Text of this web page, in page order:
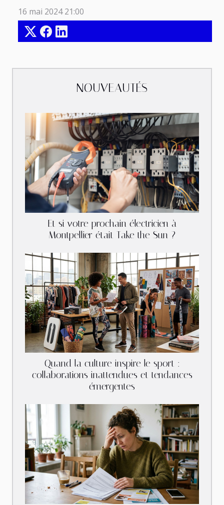
NOUVEAUTÉS
Et si votre prochain électricien à
Montpellier était Take the Sun ?
Quand la culture inspire le sport :
collaborations inattendues et tendances
émergentes
16 mai 2024 21:00